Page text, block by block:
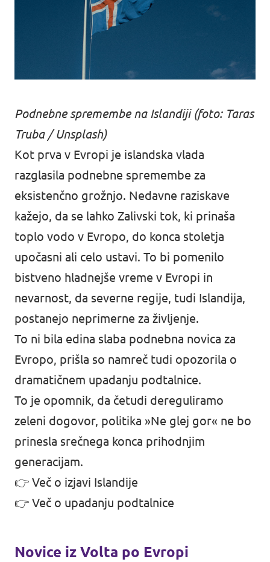
Podnebne spremembe na Islandiji (foto: Taras
Truba / Unsplash)
Kot prva v Evropi je islandska vlada
razglasila podnebne spremembe za
eksistenčno grožnjo. Nedavne raziskave
kažejo, da se lahko Zalivski tok, ki prinaša
toplo vodo v Evropo, do konca stoletja
upočasni ali celo ustavi. To bi pomenilo
bistveno hladnejše vreme v Evropi in
nevarnost, da severne regije, tudi Islandija,
postanejo neprimerne za življenje.
To ni bila edina slaba podnebna novica za
Evropo, prišla so namreč tudi opozorila o
dramatičnem upadanju podtalnice.
To je opomnik, da četudi dereguliramo
zeleni dogovor, politika »Ne glej gor« ne bo
prinesla srečnega konca prihodnjim
generacijam.
👉 Več o izjavi Islandije
👉 Več o upadanju podtalnice
Novice iz Volta po Evropi